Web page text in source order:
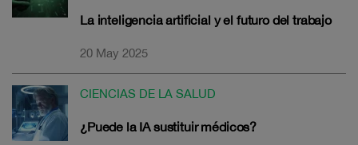
La inteligencia artificial y el futuro del trabajo
20 May 2025
CIENCIAS DE LA SALUD
¿Puede la IA sustituir médicos?